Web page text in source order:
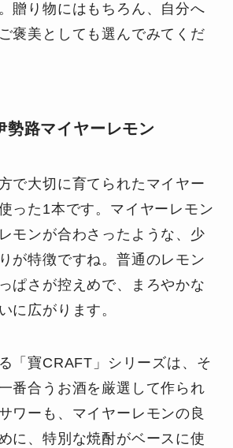
贈り物にはもちろん、自分へ
褒美としても選んでみてくだ
勢路マイヤーレモン
で大切に育てられたマイヤー
った1本です。マイヤーレモン
モンが合わさったような、少
が特徴ですね。普通のレモン
ぱさが控えめで、まろやかな
に広がります。
「寶CRAFT」シリーズは、そ
番合うお酒を厳選して作られ
ワーも、マイヤーレモンの良
に、特別な焼酎がベースに使